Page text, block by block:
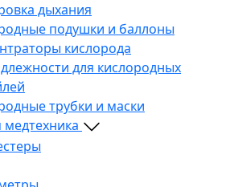
дыхания
подушки и баллоны
кислорода
для кислородных
трубки и маски